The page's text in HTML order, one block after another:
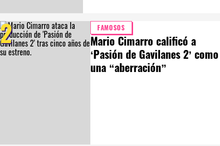
2 FAMOSOS
Mario Cimarro calificó a
‘Pasión de Gavilanes 2’ como
una “aberración”